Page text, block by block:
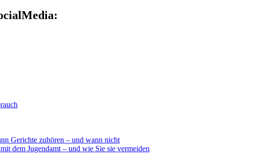
Gerichte zuhören – und wann nicht
dem Jugendamt – und wie Sie sie vermeiden